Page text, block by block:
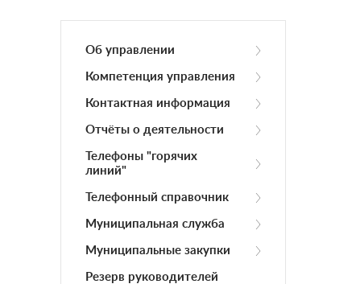
Об управлении
Компетенция управления
Контактная информация
Отчёты о деятельности
Телефоны "горячих
линий"
Телефонный справочник
Муниципальная служба
Муниципальные закупки
Резерв руководителей